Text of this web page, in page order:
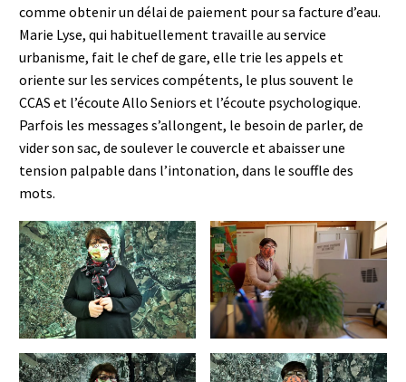
comme obtenir un délai de paiement pour sa facture d’eau.
Marie Lyse, qui habituellement travaille au service
urbanisme, fait le chef de gare, elle trie les appels et
oriente sur les services compétents, le plus souvent le
CCAS et l’écoute Allo Seniors et l’écoute psychologique.
Parfois les messages s’allongent, le besoin de parler, de
vider son sac, de soulever le couvercle et abaisser une
tension palpable dans l’intonation, dans le souffle des
mots.